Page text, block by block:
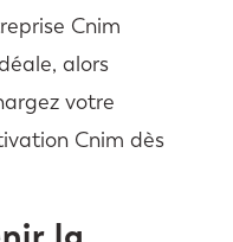
Cnim
alors
votre
Cnim dès